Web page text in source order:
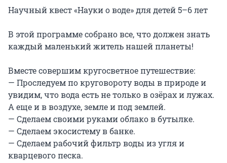
Научный квест «Науки о воде» для детей 5–6 лет
В этой программе собрано все, что должен знать
каждый маленький житель нашей планеты!
Вместе совершим кругосветное путешествие:
— Проследуем по круговороту воды в природе и
увидим, что вода есть не только в озёрах и лужах.
А еще и в воздухе, земле и под землей.
— Сделаем своими руками облако в бутылке.
— Сделаем экосистему в банке.
— Сделаем рабочий фильтр воды из угля и
кварцевого песка.